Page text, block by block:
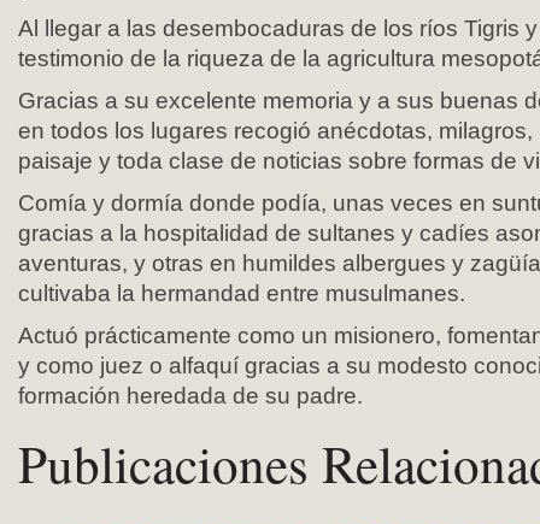
Al llegar a las desembocaduras de los ríos Tigris
testimonio de la riqueza de la agricultura
Gracias a su excelente memoria y a sus buenas
en todos los lugares recogió anécdotas,
paisaje y toda clase de noticias sobre formas de
Comía y dormía donde podía, unas veces en
gracias a la hospitalidad de sultanes y cadíes
aventuras, y otras en humildes albergues y
cultivaba la hermandad entre musulmanes.
Actuó prácticamente como un misionero,
y como juez o alfaquí gracias a su modesto
formación heredada de su padre.
Publicaciones